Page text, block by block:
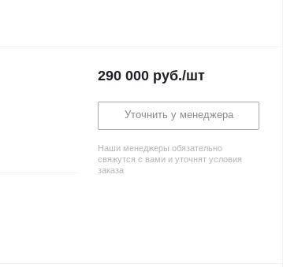
290 000 руб./шт
Уточнить у менеджера
Наши менеджеры обязательно
свяжутся с вами и уточнят условия
заказа